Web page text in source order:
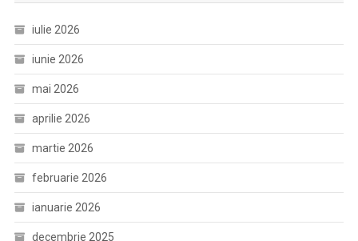
iulie 2026
iunie 2026
mai 2026
aprilie 2026
martie 2026
februarie 2026
ianuarie 2026
decembrie 2025